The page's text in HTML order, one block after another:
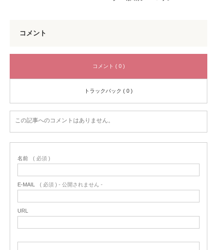
コメント
コメント ( 0 )
トラックバック ( 0 )
この記事へのコメントはありません。
名前 ( 必須 )
E-MAIL ( 必須 ) - 公開されません -
URL